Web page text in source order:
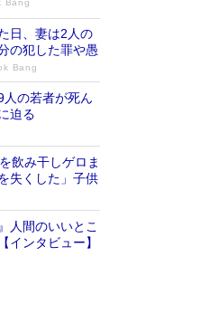
Bang
日、妻は2人の
の犯した罪や愚
Bang
の若者が死ん
迫る
飲み干しゲロま
失くした」子供
人間のいいとこ
インタビュー】